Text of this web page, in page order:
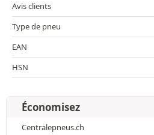
Avis clients
Type de pneu
EAN
HSN
Économisez
Centralepneus.ch